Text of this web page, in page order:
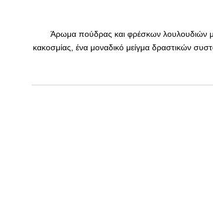
Άρωμα πούδρας και φρέσκων λουλουδιών με
κακοσμίας, ένα μοναδικό μείγμα δραστικών